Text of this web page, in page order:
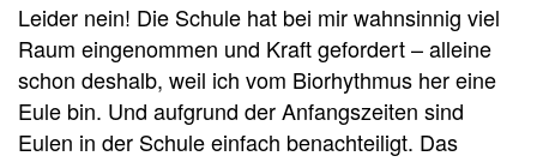
Leider nein! Die Schule hat bei mir wahnsinnig viel
Raum eingenommen und Kraft gefordert – alleine
schon deshalb, weil ich vom Biorhythmus her eine
Eule bin. Und aufgrund der Anfangszeiten sind
Eulen in der Schule einfach benachteiligt. Das